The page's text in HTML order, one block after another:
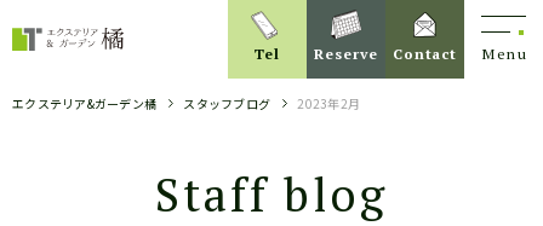
Menu
Tel Reserve Contact
エクステリア&ガーデン橘 スタッフブログ 2023年2月
Staff blog